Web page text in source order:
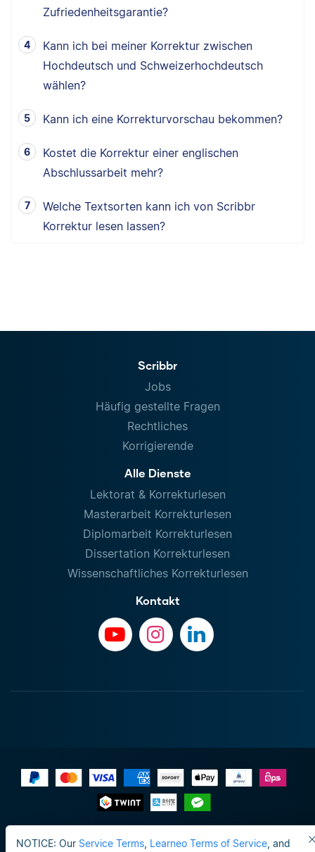
NOTICE: Our Service Terms Learneo Terms of Service , and
Zufriedenheitsgarantie?
Kann ich bei meiner Korrektur zwischen
Hochdeutsch und Schweizerhochdeutsch
wählen?
Kann ich eine Korrekturvorschau bekommen?
Kostet die Korrektur einer englischen
Abschlussarbeit mehr?
Welche Textsorten kann ich von Scribbr
Korrektur lesen lassen?
Scribbr
Jobs
Häufig gestellte Fragen
Rechtliches
Korrigierende
Alle Dienste
Lektorat & Korrekturlesen
Masterarbeit Korrekturlesen
Diplomarbeit Korrekturlesen
Dissertation Korrekturlesen
Wissenschaftliches Korrekturlesen
Kontakt